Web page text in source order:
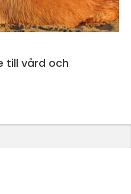
till vård och